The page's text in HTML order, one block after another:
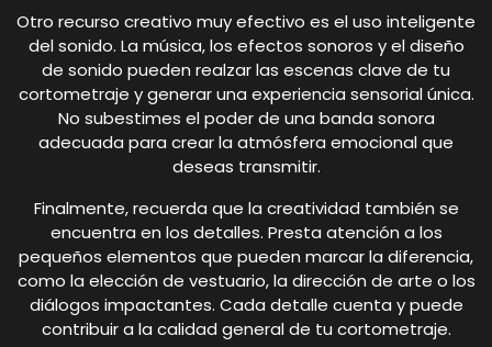
Otro recurso creativo muy efectivo es el uso inteligente
del sonido. La música, los efectos sonoros y el diseño
de sonido pueden realzar las escenas clave de tu
cortometraje y generar una experiencia sensorial única.
No subestimes el poder de una banda sonora
adecuada para crear la atmósfera emocional que
deseas transmitir.
Finalmente, recuerda que la creatividad también se
encuentra en los detalles. Presta atención a los
pequeños elementos que pueden marcar la diferencia,
como la elección de vestuario, la dirección de arte o los
diálogos impactantes. Cada detalle cuenta y puede
contribuir a la calidad general de tu cortometraje.